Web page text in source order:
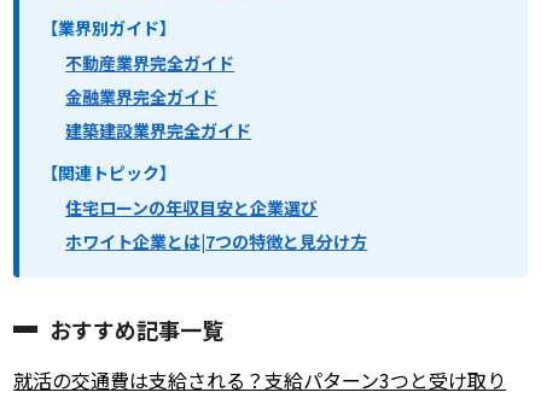
【業界別ガイド】
不動産業界完全ガイド
金融業界完全ガイド
建築建設業界完全ガイド
【関連トピック】
住宅ローンの年収目安と企業選び
ホワイト企業とは|7つの特徴と見分け方
おすすめ記事一覧
就活の交通費は支給される？支給パターン3つと受け取り